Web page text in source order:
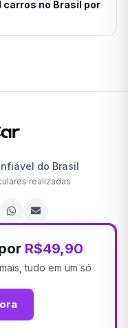
carros no Brasil por
do Brasil
realizadas
R$49,90
tudo em um só